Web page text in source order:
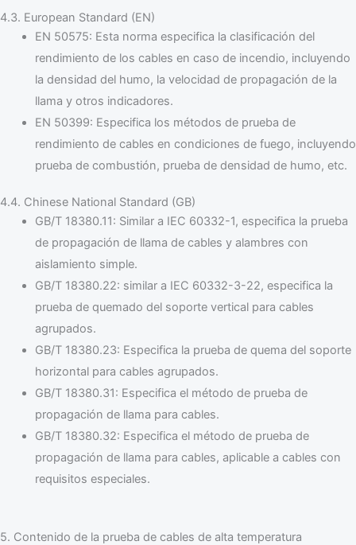
4.3. European Standard (EN)
EN 50575: Esta norma especifica la clasificación del
rendimiento de los cables en caso de incendio, incluyendo
la densidad del humo, la velocidad de propagación de la
llama y otros indicadores.
EN 50399: Especifica los métodos de prueba de
rendimiento de cables en condiciones de fuego, incluyendo
prueba de combustión, prueba de densidad de humo, etc.
4.4. Chinese National Standard (GB)
GB/T 18380.11: Similar a IEC 60332-1, especifica la prueba
de propagación de llama de cables y alambres con
aislamiento simple.
GB/T 18380.22: similar a IEC 60332-3-22, especifica la
prueba de quemado del soporte vertical para cables
agrupados.
GB/T 18380.23: Especifica la prueba de quema del soporte
horizontal para cables agrupados.
GB/T 18380.31: Especifica el método de prueba de
propagación de llama para cables.
GB/T 18380.32: Especifica el método de prueba de
propagación de llama para cables, aplicable a cables con
requisitos especiales.
5. Contenido de la prueba de cables de alta temperatura